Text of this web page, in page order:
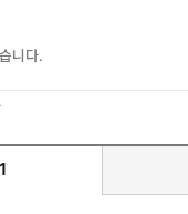
니다.
1